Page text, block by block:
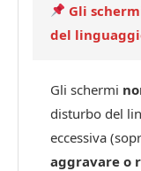
Gli
del
Gli schermi
disturbo del
eccessiva
aggravare o